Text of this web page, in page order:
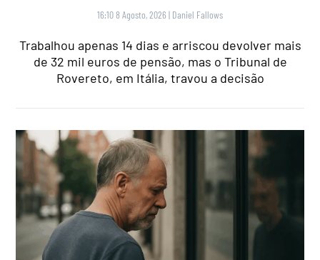
16:10 8 Agosto, 2026 | Daniel Fallows
Trabalhou apenas 14 dias e arriscou devolver mais
de 32 mil euros de pensão, mas o Tribunal de
Rovereto, em Itália, travou a decisão